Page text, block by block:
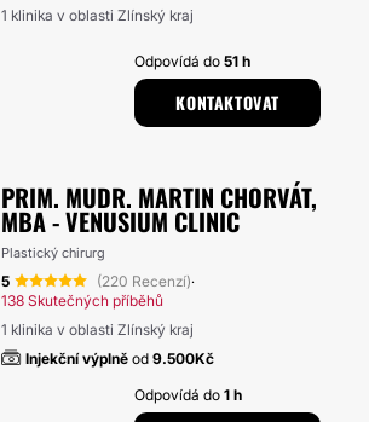
1 klinika v oblasti Zlínský kraj
Odpovídá do51 h
KONTAKTOVAT
PRIM. MUDR. MARTIN CHORVÁT,
MBA - VENUSIUM CLINIC
Plastický chirurg
5 (220 Recenzí)·
138 Skutečných příběhů
1 klinika v oblasti Zlínský kraj
Injekční výplně od 9.500Kč
Odpovídá do1 h